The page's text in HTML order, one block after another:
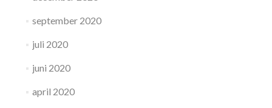
september 2020
juli 2020
juni 2020
april 2020